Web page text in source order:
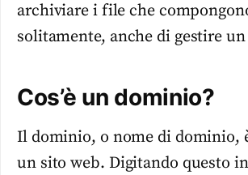
archiviare i file che
solitamente, anche di gestire un
Cos’è un dominio?
Il dominio, o nome di dominio,
un sito web. Digitando questo